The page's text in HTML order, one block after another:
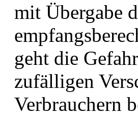
mit Übergabe
geht die
zufälligen
Verbrauchern